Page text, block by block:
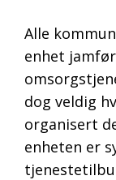
Alle
enhet
dog veldig
organisert
enheten er